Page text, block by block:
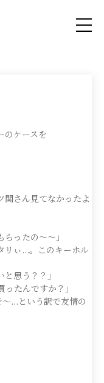
のケースを
さん見てなかったよ
ったの〜〜」
リぃ...。このキーホル
思う？？」
たんですか？」
...という訳で友情の